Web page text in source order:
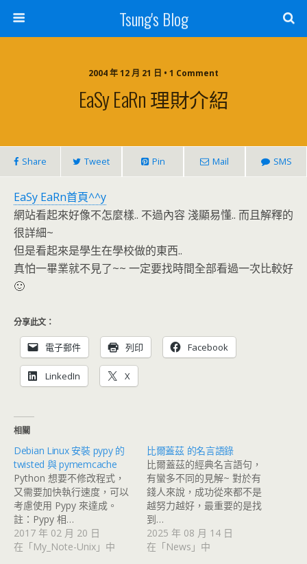
Tsung's Blog
2004 年 12 月 21 日 • 1 Comment
EaSy EaRn 理財介紹
Share Tweet Pin Mail SMS
EaSy EaRn首頁^^y
網站看起來好像不怎麼樣.. 不過內容 淺顯易懂.. 而且解釋的
很詳細~
但是看起來是學生在學校做的東西..
真怕一畢業就不見了~~ 一定要找時間全部看過一次比較好
🙂
分享此文：
電子郵件 列印 Facebook
LinkedIn X
相關
Debian Linux 安裝 pypy 的
twisted 與 pymemcache
Python 想要不修改程式，
又需要加快執行速度，可以
考慮使用 Pypy 來達成。
註：Pypy 相…
2017 年 02 月 20 日
在「My_Note-Unix」中
比爾蓋茲 的名言語錄
比爾蓋茲的經典名言語句，
有蠻多不同的見解~ 對於有
錢人來說，成功從來都不是
越努力越好，最重要的是找
到…
2025 年 08 月 14 日
在「News」中